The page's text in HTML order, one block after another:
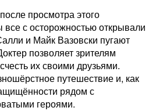
просмотра этого
с осторожностью открывали
и Майк Вазовски пугают
позволяет зрителям
их своими друзьями.
путешествие и, как
рядом с
героями.